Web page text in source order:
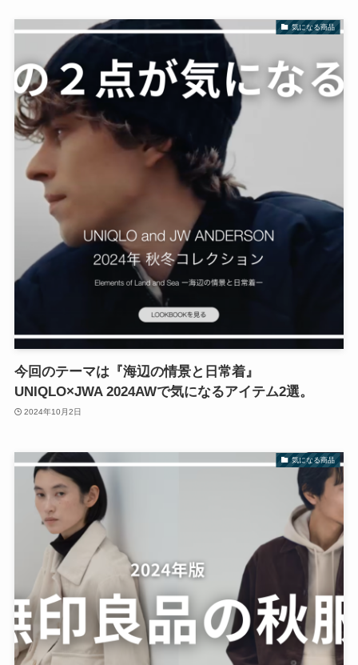
気になる商品
今回のテーマは『海辺の情景と日常着』
UNIQLO×JWA 2024AWで気になるアイテム2選。
2024年10月2日
気になる商品